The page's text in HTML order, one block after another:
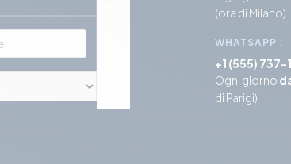
(ora di Milano)
WHATSAPP :
+1 (555) 737-
Ogni giorno
di Parigi)